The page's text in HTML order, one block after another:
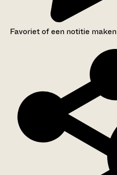
Favoriet of een notitie maken